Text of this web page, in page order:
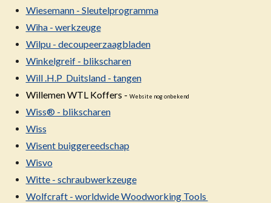
Wiesemann - Sleutelprogramma
Wiha - werkzeuge
Wilpu - decoupeerzaagbladen
Winkelgreif - blikscharen
Will .H.P Duitsland - tangen
Willemen WTL Koffers - Website nog onbekend
Wiss® - blikscharen
Wiss
Wisent buiggereedschap
Wisvo
Witte - schraubwerkzeuge
Wolfcraft - worldwide Woodworking Tools